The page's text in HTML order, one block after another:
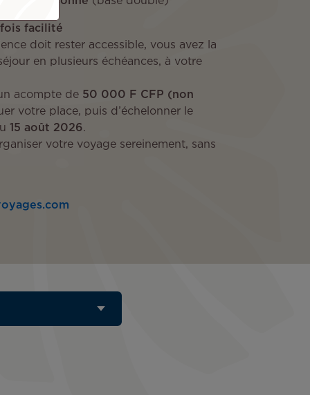
facilité
doit rester accessible, vous avez la
en plusieurs échéances, à votre
acompte de 50 000 F CFP (non
votre place, puis d’échelonner le
15 août 2026.
votre voyage sereinement, sans